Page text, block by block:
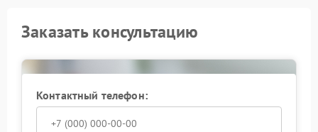
Заказать консультацию
Контактный телефон: